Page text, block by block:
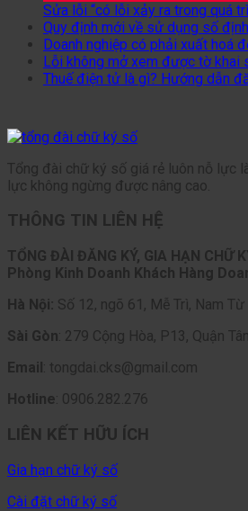
Sửa lỗi “có lỗi xảy ra trong quá
Quy định mới về sử dụng số
Doanh nghiệp có phải xuất hoá
Lỗi không mở xem được tờ khai
Thuế điện tử là gì? Hướng dẫn
Tổng đài chữ ký số giá rẻ luôn nỗ lực
lực không ngừng được nâng cao.
THÔNG TIN LIÊN HỆ
TỔNG ĐÀI ĐĂNG KÝ, GIA HẠN CHỮ
Phòng Kinh Doanh Khách Hàng
Hà Nội: Số 12, ngõ 61, Mễ Trì, Nam
Sài Gòn: 279 Cộng Hòa, P13, Quận
Email : tongdai.cks@gmail.com
Hotline: 0906.282.276
LIÊN KẾT HỮU ÍCH
Gia hạn chữ ký số
Cài đặt chữ ký số